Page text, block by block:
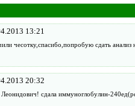
13:21
чесотку,спасибо,попробую сдать
20:32
сдала иммуноглобулин-